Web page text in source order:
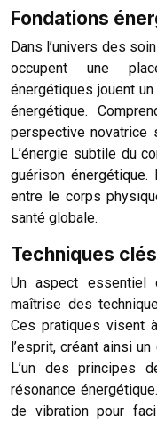
Fondations
Dans l’univers des
occupent une
énergétiques jouent
énergétique.
perspective novatrice
L’énergie subtile du
guérison
entre le corps
santé globale.
Techniques
Un aspect essentiel
maîtrise des
Ces pratiques visent
l’esprit, créant ainsi
L’un des principes
résonance
de vibration pour